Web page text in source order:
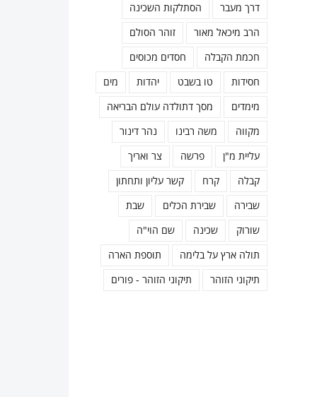
דרך מעבר
הסתלקות השכינה
הרב מיכאל מאור
זוהר הסולם
חכמת הקבלה
חסדים מכוסים
חסידות
טו בשבט יהדות
מים
מימדים
מסך דתולדה עולם הבריאה
מקווה
משה רבינו
נהר דינור
עליית מ"ן
פרשה
צר ואריך
קבלה
קרח
קשר עליון ותחתון
שבירה
שבירת הכלים
שבת
שורוק
שכינה
שם הוי"ה
תולה ארץ על בלימה
תוספת הארה
תיקוני הזוהר
תיקוני הזוהר - פורים